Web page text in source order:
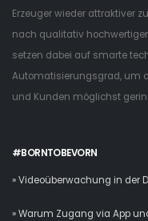
Erzeuger wieder attraktiver
nach qualitativ
setzen dabei auf smarte
Automatisierungsgrad, um
und Kunden möglichst
#BORNTOBEVORN
» Videoüberwachung in der
» Warum Zugang via App